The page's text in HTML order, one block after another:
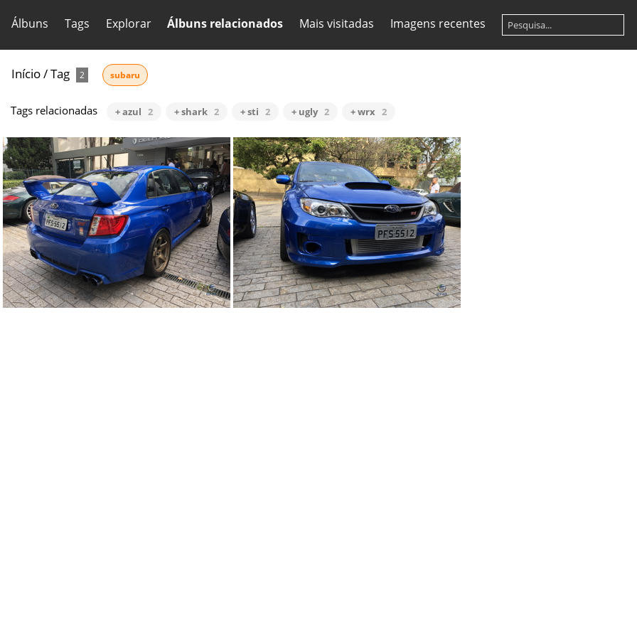
Álbuns Tags Explorar Álbuns relacionados Mais visitadas Imagens recentes
Início/Tag 2 subaru
Tags relacionadas + azul 2 + shark 2 + sti 2 + ugly 2 + wrx 2